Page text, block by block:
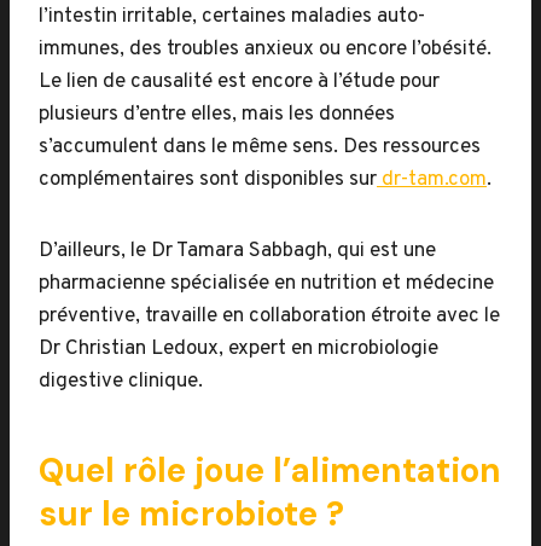
l’intestin irritable, certaines maladies auto-
immunes, des troubles anxieux ou encore l’obésité.
Le lien de causalité est encore à l’étude pour
plusieurs d’entre elles, mais les données
s’accumulent dans le même sens. Des ressources
complémentaires sont disponibles surdr-tam.com.
D’ailleurs, le Dr Tamara Sabbagh, qui est une
pharmacienne spécialisée en nutrition et médecine
préventive, travaille en collaboration étroite avec le
Dr Christian Ledoux, expert en microbiologie
digestive clinique.
Quel rôle joue l’alimentation
sur le microbiote ?